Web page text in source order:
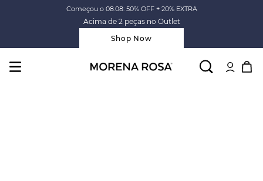
Começou o 08.08: 50% OFF + 20% EXTRA
Acima de 2 peças no Outlet
Shop Now